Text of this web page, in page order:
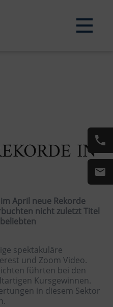
IN
April neue Rekorde
nicht zuletzt Titel
spektakuläre
und Zoom Video.
führten bei den
Kursgewinnen.
in diesem Sektor